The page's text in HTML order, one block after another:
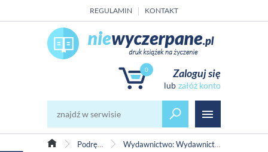
REGULAMIN KONTAKT
0 Zaloguj się
załóż konto
Podręczniki szkolne Wydawnictwo: Wydawnictwa Szkolne i Pedagogiczne WSiP